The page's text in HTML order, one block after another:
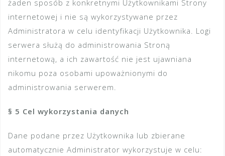
żaden sposób z konkretnymi Użytkownikami Strony
internetowej i nie są wykorzystywane przez
Administratora w celu identyfikacji Użytkownika. Logi
serwera służą do administrowania Stroną
internetową, a ich zawartość nie jest ujawniana
nikomu poza osobami upoważnionymi do
administrowania serwerem.
§ 5 Cel wykorzystania danych
Dane podane przez Użytkownika lub zbierane
automatycznie Administrator wykorzystuje w celu: